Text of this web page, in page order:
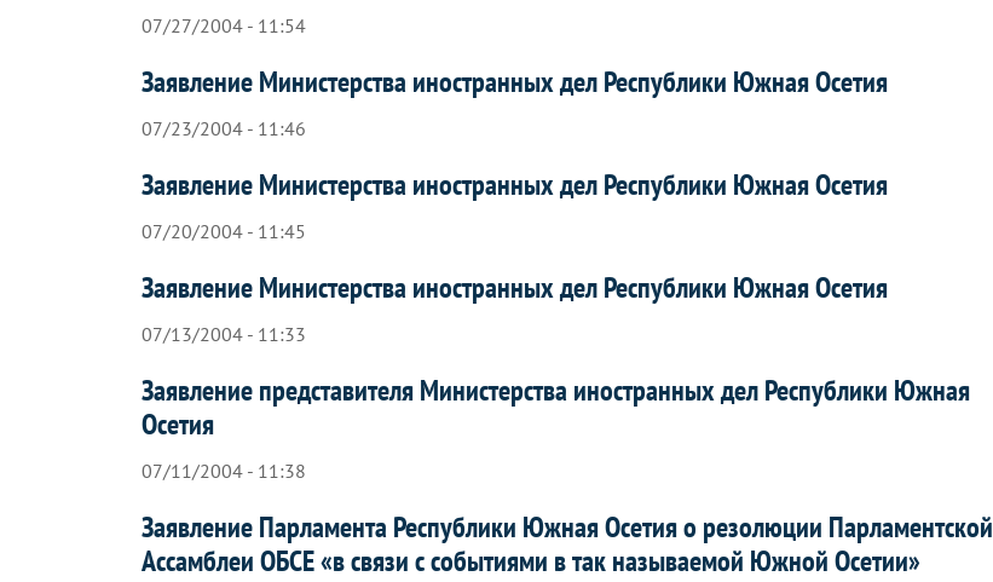
07/27/2004 - 11:54
Заявление Министерства иностранных дел Республики Южная Осетия
07/23/2004 - 11:46
Заявление Министерства иностранных дел Республики Южная Осетия
07/20/2004 - 11:45
Заявление Министерства иностранных дел Республики Южная Осетия
07/13/2004 - 11:33
Заявление представителя Министерства иностранных дел Республики Южная
Осетия
07/11/2004 - 11:38
Заявление Парламента Республики Южная Осетия о резолюции Парламентской
Ассамблеи ОБСЕ «в связи с событиями в так называемой Южной Осетии»